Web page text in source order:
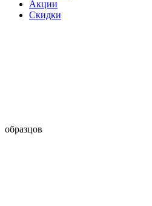
Акции
Скидки
образцов